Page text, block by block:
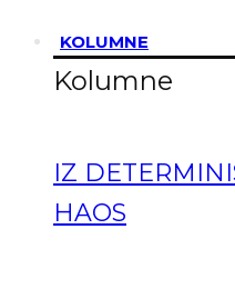
KOLUMNE
Kolumne
IZ
HAOS